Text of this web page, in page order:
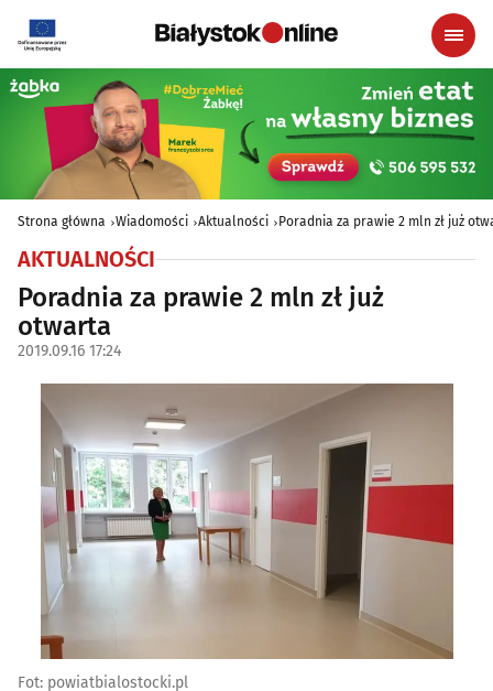
Strona główna Wiadomości Aktualności Poradnia za prawie 2 mln zł już
AKTUALNOŚCI
Poradnia za prawie 2 mln zł już
otwarta
2019.09.16 17:24
Fot: powiatbialostocki.pl